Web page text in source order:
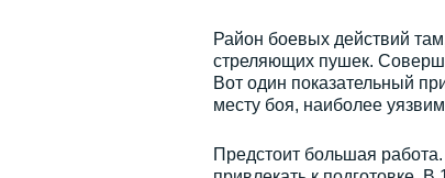
Район боевых действий
стреляющих пушек.
Вот один показательный
месту боя, наиболее
Предстоит большая